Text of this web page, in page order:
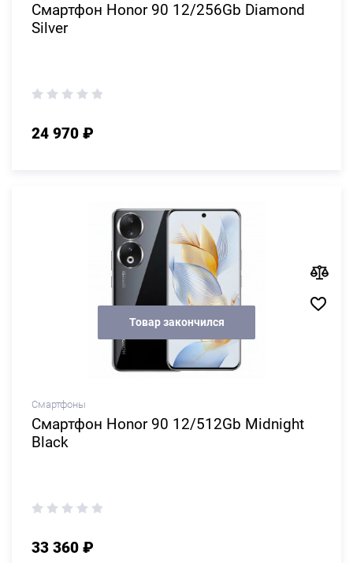
Смартфон Honor 90 12/256Gb Diamond
Silver
24 970 ₽
Товар закончился
Смартфоны
Смартфон Honor 90 12/512Gb Midnight
Black
33 360 ₽